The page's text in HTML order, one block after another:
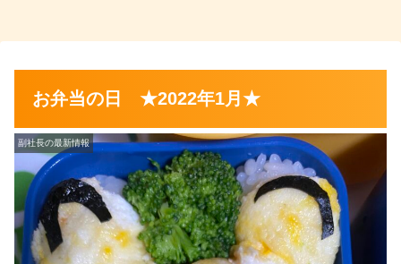
お弁当の日 ★2022年1月★
副社長の最新情報